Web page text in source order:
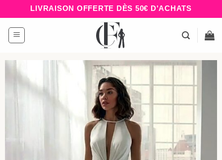
au
contenu
LIVRAISON OFFERTE DÈS 50€ D'ACHATS